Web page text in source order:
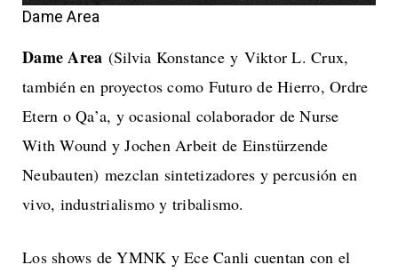
Dame Area
Dame Area (Silvia Konstance y Viktor L. Crux,
también en proyectos como Futuro de Hierro, Ordre
Etern o Qa’a, y ocasional colaborador de Nurse
With Wound y Jochen Arbeit de Einstürzende
Neubauten) mezclan sintetizadores y percusión en
vivo, industrialismo y tribalismo.
Los shows de YMNK y Ece Canli cuentan con el